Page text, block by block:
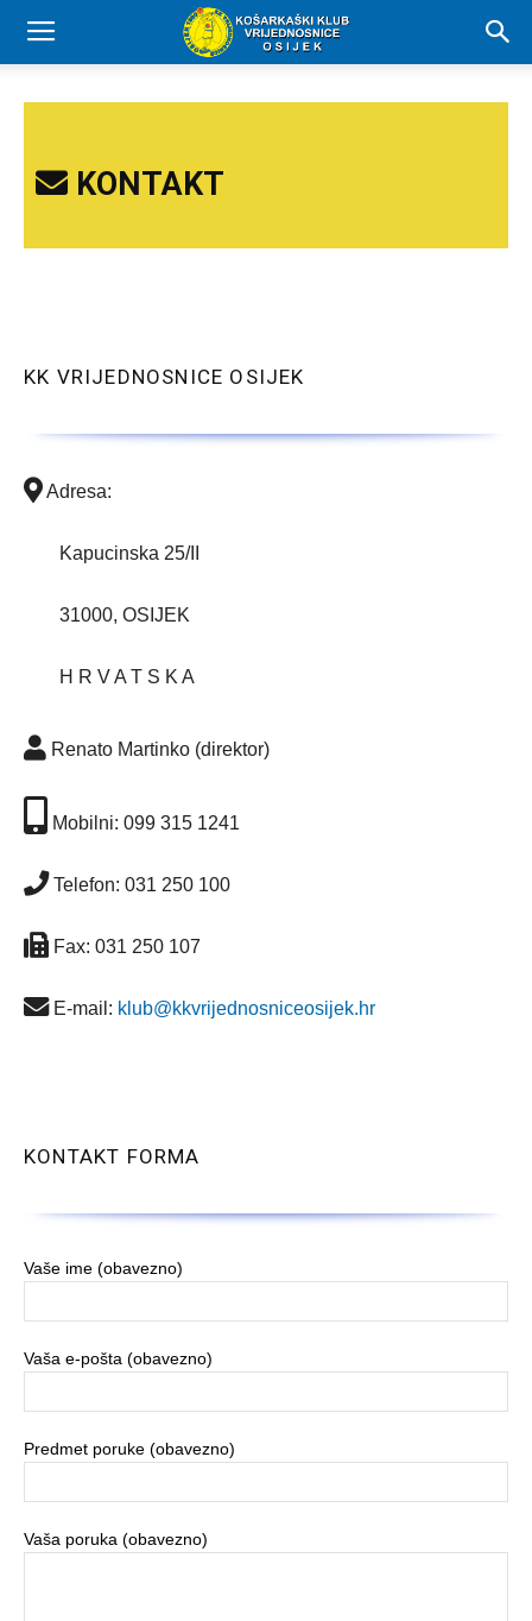
KONTAKT
KK VRIJEDNOSNICE OSIJEK
Adresa:
Kapucinska 25/II
31000, OSIJEK
H R V A T S K A
Renato Martinko (direktor)
Mobilni: 099 315 1241
Telefon: 031 250 100
Fax: 031 250 107
E-mail: klub@kkvrijednosniceosijek.hr
KONTAKT FORMA
Vaše ime (obavezno)
Vaša e-pošta (obavezno)
Predmet poruke (obavezno)
Vaša poruka (obavezno)